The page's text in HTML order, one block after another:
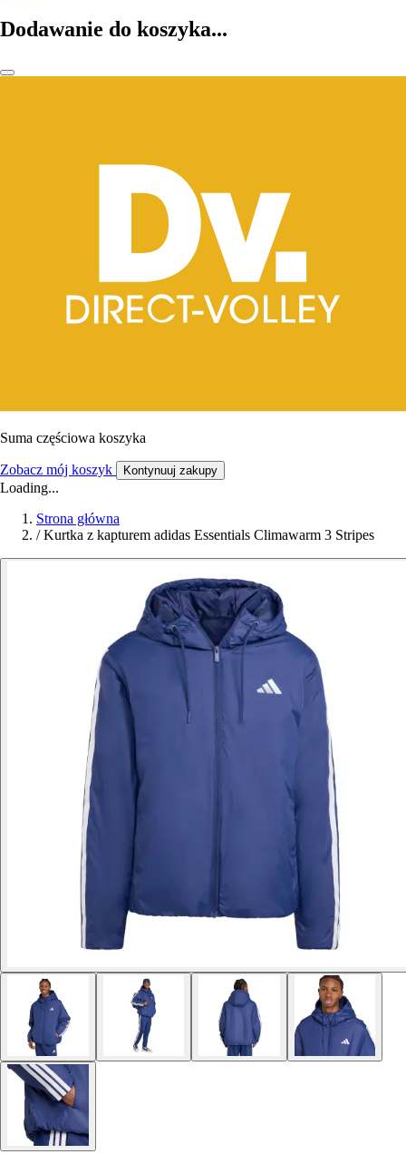
Dodawanie do koszyka...
Suma częściowa koszyka
Zobacz mój koszyk Kontynuuj zakupy
Loading...
Strona główna
/ Kurtka z kapturem adidas Essentials Climawarm 3 Stripes